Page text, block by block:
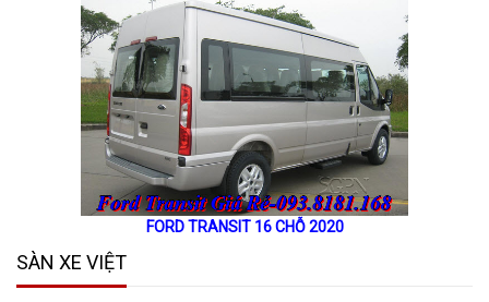
FORD TRANSIT 16 CHỖ 2020
SÀN XE VIỆT